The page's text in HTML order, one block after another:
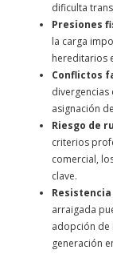
dificulta
Presiones
la carga
hereditarios
Conflictos
divergencias
asignación
Riesgo de
criterios
comercial,
clave.
arraigada
adopción de
generación